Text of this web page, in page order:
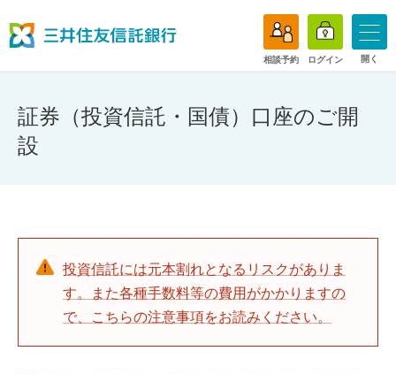
相談予約 ログイン 開く
証券（投資信託・国債）口座のご開
設
投資信託には元本割れとなるリスクがありま
す。また各種手数料等の費用がかかりますの
で、こちらの注意事項をお読みください。